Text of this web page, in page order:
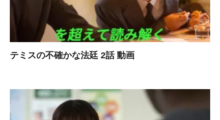
テミスの不確かな法廷 2話 動画